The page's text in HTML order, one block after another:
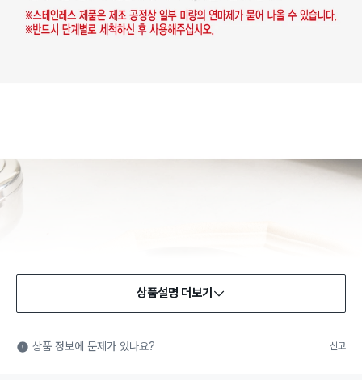
식품용 기구: 식품위생법에서 정한 규격에 따라 제조되어 식품 또
는 식품첨가물에 사용할 수 있는 식품용기구라는 표시입니다.
상품설명 더보기
상품 정보에 문제가 있나요? 신고